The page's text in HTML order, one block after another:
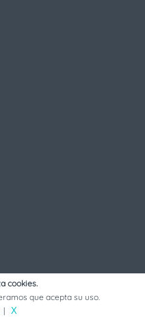
cookies.
que acepta su uso.
X